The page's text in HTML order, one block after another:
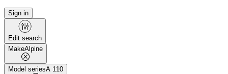
Sign in
Edit search
MakeAlpine
Model seriesA 110